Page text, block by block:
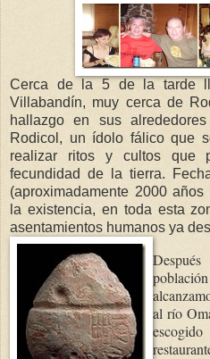
Cerca de la 5 de la tarde
Villabandín, muy cerca de
hallazgo en sus
Rodicol, un ídolo fálico que
realizar ritos y cultos que
fecundidad de la tierra.
(aproximadamente 2000
la existencia, en toda esta
asentamientos humanos ya
al río